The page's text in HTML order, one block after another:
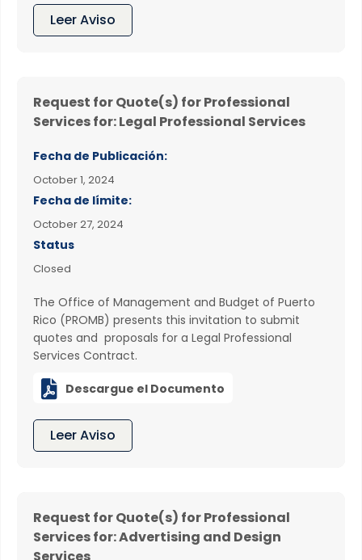
Leer Aviso
Request for Quote(s) for Professional
Services for: Legal Professional Services
Fecha de Publicación:
October 1, 2024
Fecha de límite:
October 27, 2024
Status
Closed
The Office of Management and Budget of Puerto
Rico (PROMB) presents this invitation to submit
quotes and proposals for a Legal Professional
Services Contract.
 Descargue el Documento
Leer Aviso
Request for Quote(s) for Professional
Services for: Advertising and Design
Services